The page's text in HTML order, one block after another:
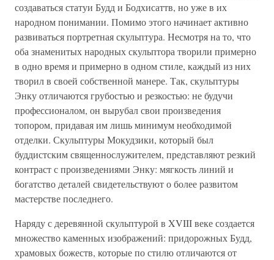
создаваться статуи Будд и Бодхисаттв, но уже в их
народном понимании. Помимо этого начинает активно
развиваться портретная скульптура. Несмотря на то, что
оба знаменитых народных скульптора творили примерно
в одно время и примерно в одном стиле, каждый из них
творил в своей собственной манере. Так, скульптуры
Энку отличаются грубостью и резкостью: не будучи
профессионалом, он вырубал свои произведения
топором, придавая им лишь минимум необходимой
отделки. Скульптуры Мокудзики, который был
буддистским священнослужителем, представляют резкий
контраст с произведениями Энку: мягкость линий и
богатство деталей свидетельствуют о более развитом
мастерстве последнего.
Наряду с деревянной скульптурой в XVIII веке создается
множество каменных изображений: придорожных Будд,
храмовых божеств, которые по стилю отличаются от